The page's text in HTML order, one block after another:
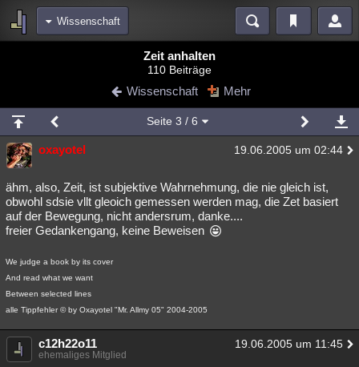
Wissenschaft
Blogs
Chat Wiki Neuigkeiten
meine Rubriken
Menschen Mystery Kriminalfälle
Spiritualität Verschwörungen Technologie Ufologie
Natur Umfragen Unterhaltung
Philosophie Träume
Astronomie
Musik Clash Verbesserungen Allmystery English
Übersichten
Zeit anhalten
110 Beiträge
Wissenschaft Mehr
Seite 3 / 6
oxayotel 19.06.2005 um 02:44
ähm, also, Zeit, ist subjektive Wahrnehmung, die nie gleich ist,
obwohl sdsie vllt gleoich gemessen werden mag, die Zet basiert
auf der Bewegung, nicht andersrum, danke....
freier Gedankengang, keine Beweisen
We judge a book by its cover
And read what we want
Between selected lines
alle Tippfehler © by Oxayotel "Mr. Allmy 05" 2004-2005
c12h22o11 19.06.2005 um 11:45
ehemaliges Mitglied